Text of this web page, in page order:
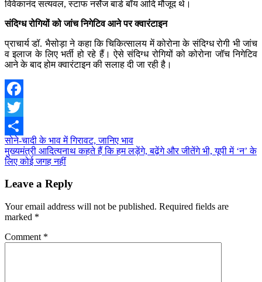
विवेकानंद सत्यवल, स्टाफ नर्सेज बार्ड बॉय आदि मौजूद थे।
संदिग्ध रोगियों को जांच निगेटिव आने पर क्वारंटाइन
प्राचार्य डॉ. भैसोड़ा ने कहा कि चिकित्सालय में कोरोना के संदिग्ध रोगी भी जांच
व इलाज के लिए भर्ती हो रहे हैं। ऐसे संदिग्ध रोगियों को कोरोना जॉच निगेटिव
आने के बाद होम क्वारंटाइन की सलाह दी जा रही है।
Facebook
Twitter
Share
Post
navigation
सोने-चादी के भाव में गिरावट, जानिए भाव
मुख्यमंत्री आदित्यनाथ कहते हैं कि हम लड़ेंगे, बढ़ेंगे और जीतेंगे भी, यूपी में ‘न’ के
लिए कोई जगह नहीं
Leave a Reply
Your email address will not be published. Required fields are
marked *
Comment *